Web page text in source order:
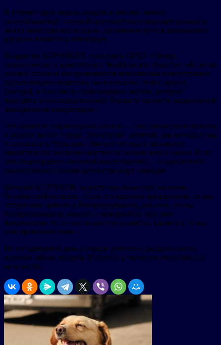
В течение двух недель каждая из восьми новых
малогабаритных станций круглосуточно передает данные в
центр мониторинга воздуха, где анализируется превышение
вредных веществ в атмосфере.
Владислав КОРОБКИН, начальник ОГКУ «Центр
экологического мониторинга Челябинской области»: «Если на
данной станции обнаруживается повышенная концентрация
загрязняющего вещества, на основании этой и других
станций, в том числе стационарных постов, которые
находятся в непосредственной близости на месте выдвигается
передвижная лаборатория».
Что касается стационарных постов — они также расположены
в разных частях города. Последний, девятый, два месяца назад
установили в Чурилово. Именно отсюда в приемную
министерства экологии поступало больше всего жалоб. Если
они подтвердятся системой монтиторинга — нарушителей
экологического законодательства ждут санкции.
Виталий БЕЗРУКОВ, заместитель министра экологии
Челябинской области: «Если это крупное предприятие, то мы
отправляем данные в Росприроднадзор, для того, чтобы
Росприроднадзор, вышел с проверкой на крупное
предприятие. Если это малые предприятия, какие-то, то мы
уже проверяем сами».
На сегодняшний день в городе работают двадцать шесть
пунктов забора воздуха. В планах у экологов увеличить их
количество.